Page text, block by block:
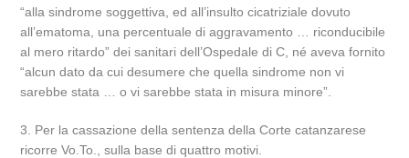
“alla sindrome soggettiva, ed all’insulto cicatriziale dovuto
all’ematoma, una percentuale di aggravamento … riconducibile
al mero ritardo” dei sanitari dell’Ospedale di C, né aveva fornito
“alcun dato da cui desumere che quella sindrome non vi
sarebbe stata … o vi sarebbe stata in misura minore”.
3. Per la cassazione della sentenza della Corte catanzarese
ricorre Vo.To., sulla base di quattro motivi.